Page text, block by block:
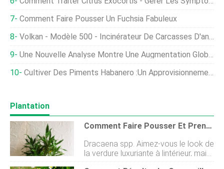
Comment Faire Pousser Un Fuchsia Fabuleux
Volkan - Modèle 500 - Incinérateur De Carcasses D'animaux De Capacité Moyenne
Une Nouvelle Analyse Montre Une Augmentation Globale De La Production Mondiale De Volaille, Mais Avec L'Europe À La Traîne
Cultiver Des Piments Habanero :un Approvisionnement Constant En Chaleur Locale
Plantation
Comment Faire Pousser Et Prendre Soin De Dracaena
Dracaena spp. Aimez-vous le look de
la verdure luxuriante à lintérieur, mais
vous nêtes pas prêt à vous engager